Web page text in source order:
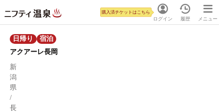
ログイン
購入済チケットはこちら
履歴 メニュー
日帰り
宿泊
アクアーレ長岡
新
潟
県
/
長